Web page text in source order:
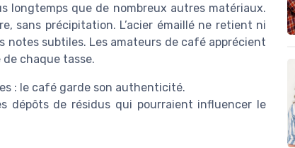
longtemps que de nombreux autres matériaux.
sans précipitation. L’acier émaillé ne retient ni
notes subtiles. Les amateurs de café apprécient
chaque tasse.
: le café garde son authenticité.
dépôts de résidus qui pourraient influencer le